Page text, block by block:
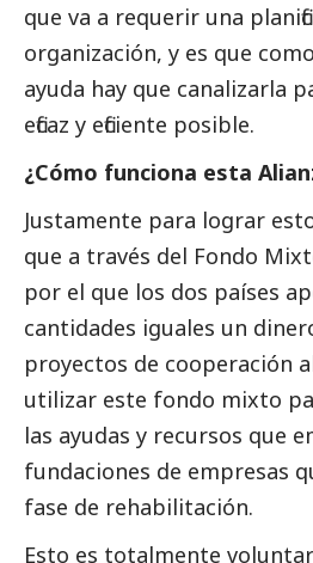
que va a requerir una
organización, y es que
ayuda hay que canalizarla
eficaz y eficiente posible.
¿Cómo funciona esta
Justamente para lograr
que a través del Fondo
por el que los dos países
cantidades iguales un
proyectos de cooperación
utilizar este fondo mixto
las ayudas y recursos que
fundaciones de empresas
fase de rehabilitación.
Esto es totalmente